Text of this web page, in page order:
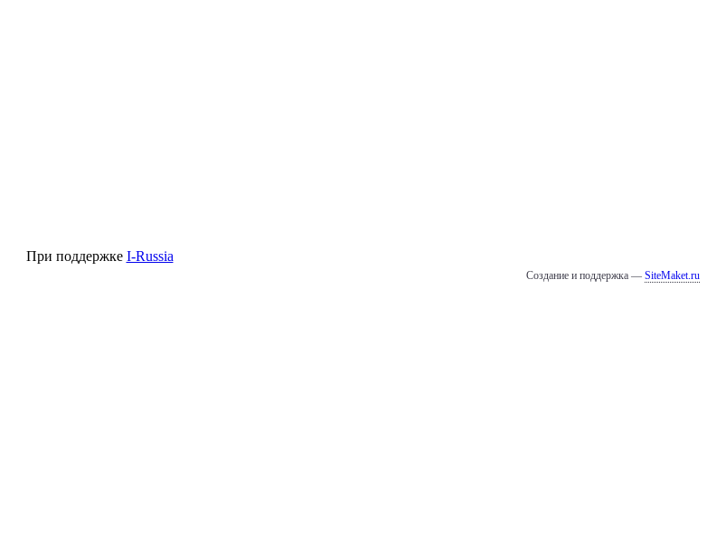
При поддержке I-Russia
Создание и поддержка — SiteMaket.ru